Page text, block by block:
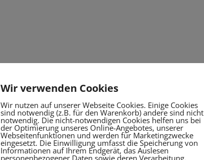
Wir verwenden Cookies
Wir nutzen auf unserer Webseite Cookies. Einige Cookies
sind notwendig (z.B. für den Warenkorb) andere sind nicht
notwendig. Die nicht-notwendigen Cookies helfen uns bei
der Optimierung unseres Online-Angebotes, unserer
Webseitenfunktionen und werden für Marketingzwecke
eingesetzt. Die Einwilligung umfasst die Speicherung von
Informationen auf Ihrem Endgerät, das Auslesen
personenbezogener Daten sowie deren Verarbeitung.